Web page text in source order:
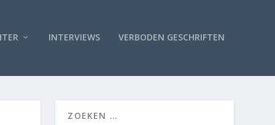
INTERVIEWS VERBODEN GESCHRIFTEN